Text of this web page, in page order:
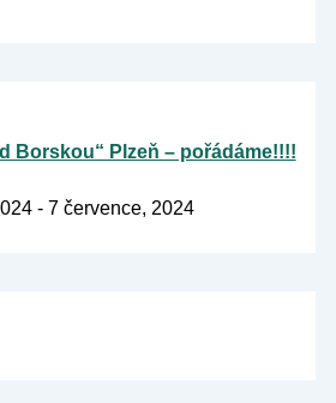
Borskou“ Plzeň – pořádáme!!!!
- 7 července, 2024